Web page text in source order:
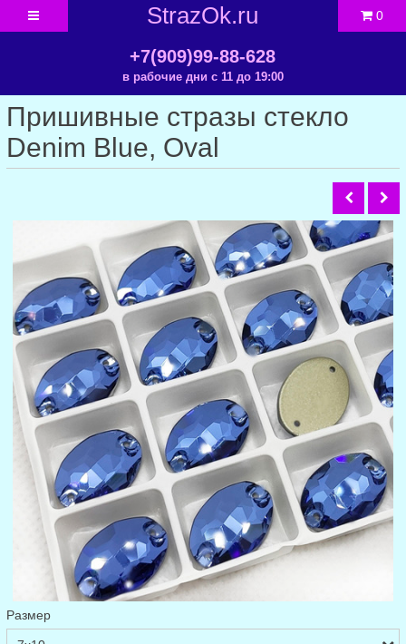
StrazOk.ru
+7(909)99-88-628
в рабочие дни с 11 до 19:00
0
Пришивные стразы стекло
Denim Blue, Oval
Размер